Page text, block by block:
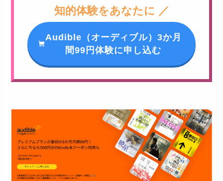
知的体験をあなたに ／
Audible（オーディブル）3か月
間99円体験に申し込む